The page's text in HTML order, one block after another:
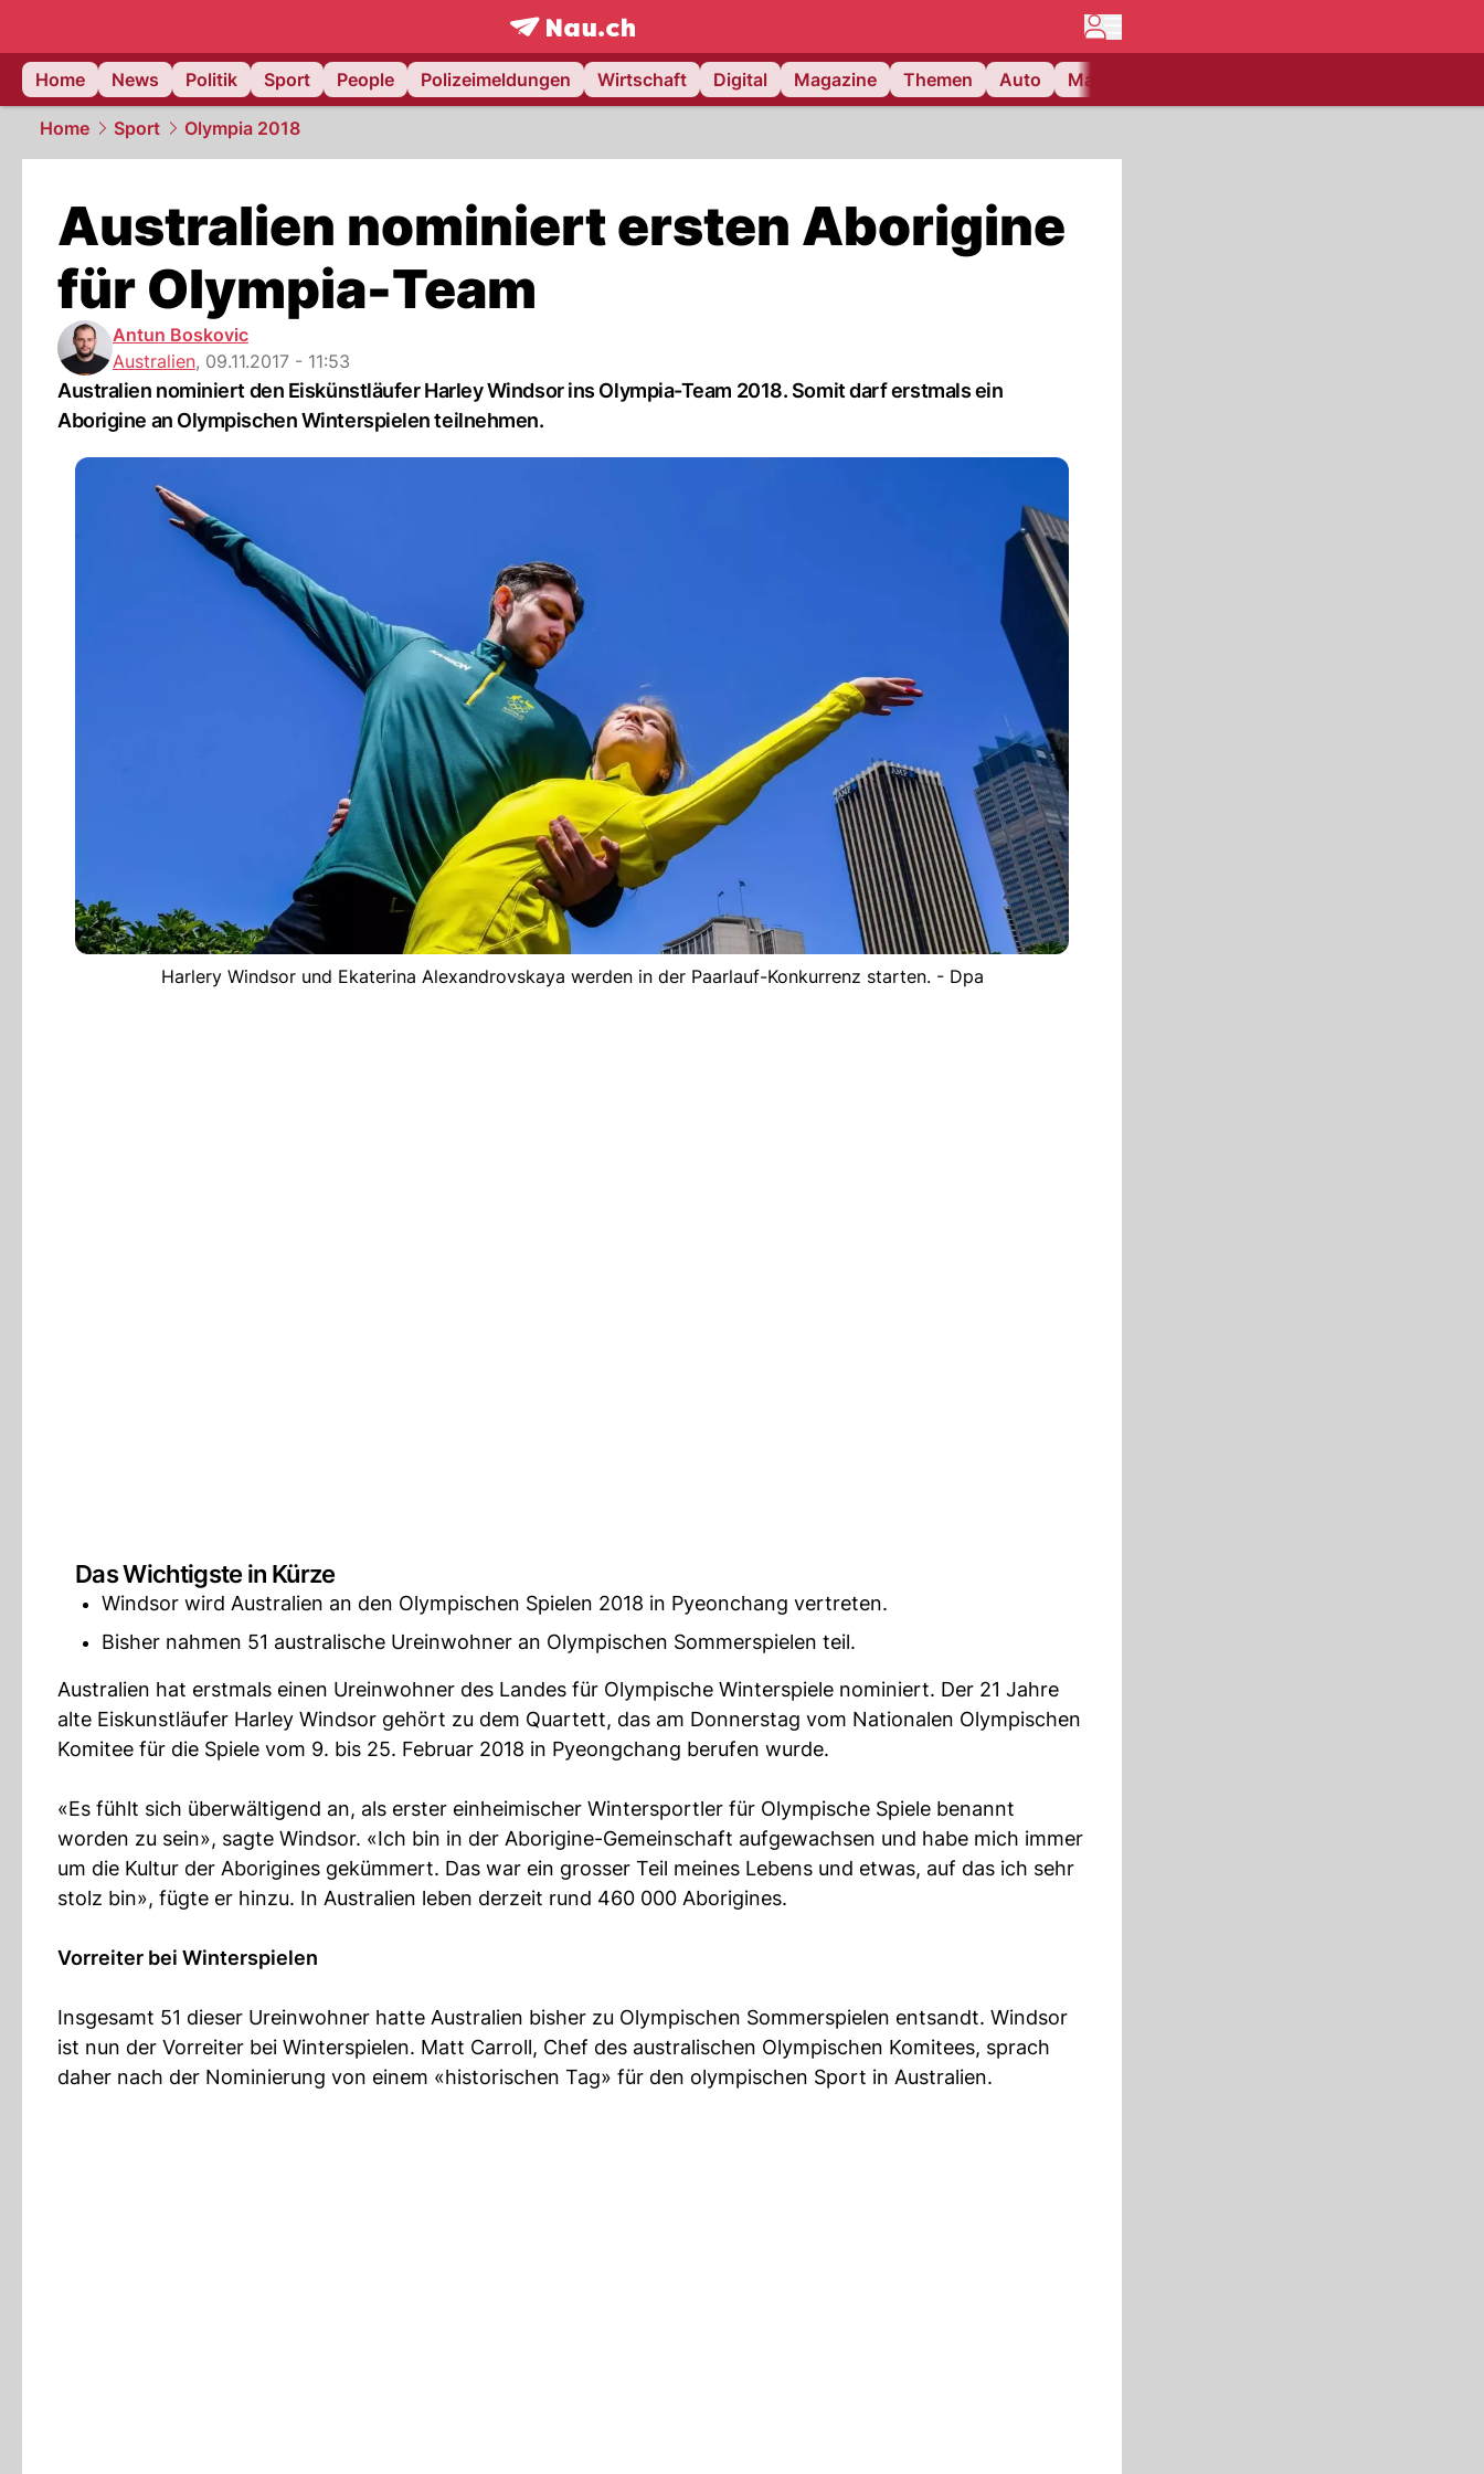
frontpage.NAU.ch
Home
News Politik Sport People Polizeimeldungen Wirtschaft Digital Magazine Themen Auto Matchcenter
Home Sport Olympia 2018
Australien nominiert ersten Aborigine
für Olympia-Team
Antun Boskovic
Australien, 09.11.2017 - 11:53
Australien nominiert den Eiskünstläufer Harley Windsor ins Olympia-Team 2018. Somit darf erstmals ein
Aborigine an Olympischen Winterspielen teilnehmen.
Harlery Windsor und Ekaterina Alexandrovskaya werden in der Paarlauf-Konkurrenz starten. - Dpa
Das Wichtigste in Kürze
Windsor wird Australien an den Olympischen Spielen 2018 in Pyeonchang vertreten.
Bisher nahmen 51 australische Ureinwohner an Olympischen Sommerspielen teil.
Australien hat erstmals einen Ureinwohner des Landes für Olympische Winterspiele nominiert. Der 21 Jahre
alte Eiskunstläufer Harley Windsor gehört zu dem Quartett, das am Donnerstag vom Nationalen Olympischen
Komitee für die Spiele vom 9. bis 25. Februar 2018 in Pyeongchang berufen wurde.
«Es fühlt sich überwältigend an, als erster einheimischer Wintersportler für Olympische Spiele benannt
worden zu sein», sagte Windsor. «Ich bin in der Aborigine-Gemeinschaft aufgewachsen und habe mich immer
um die Kultur der Aborigines gekümmert. Das war ein grosser Teil meines Lebens und etwas, auf das ich sehr
stolz bin», fügte er hinzu. In Australien leben derzeit rund 460 000 Aborigines.
Vorreiter bei Winterspielen
Insgesamt 51 dieser Ureinwohner hatte Australien bisher zu Olympischen Sommerspielen entsandt. Windsor
ist nun der Vorreiter bei Winterspielen. Matt Carroll, Chef des australischen Olympischen Komitees, sprach
daher nach der Nominierung von einem «historischen Tag» für den olympischen Sport in Australien.